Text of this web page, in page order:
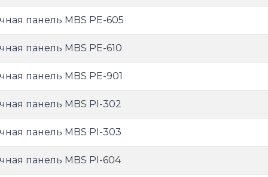
панель MBS PE-605
панель MBS PE-610
панель MBS PE-901
панель MBS PI-302
панель MBS PI-303
панель MBS PI-604